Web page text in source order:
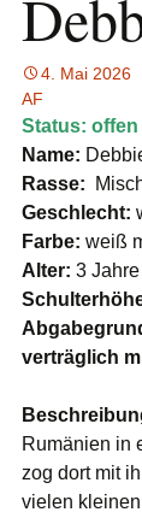
e.V.4. Mai 2026
AF
Status: offen
Name:
Rasse:
Geschlecht:
Farbe: weiß
Alter: 3 Jahre
verträglich
Rumänien in
zog dort mit
vielen